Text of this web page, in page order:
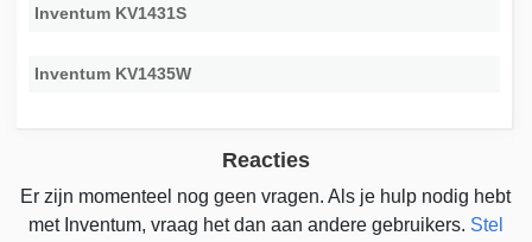
Inventum KV1431S
Inventum KV1435W
Reacties
Er zijn momenteel nog geen vragen. Als je hulp nodig hebt
met Inventum, vraag het dan aan andere gebruikers. Stel